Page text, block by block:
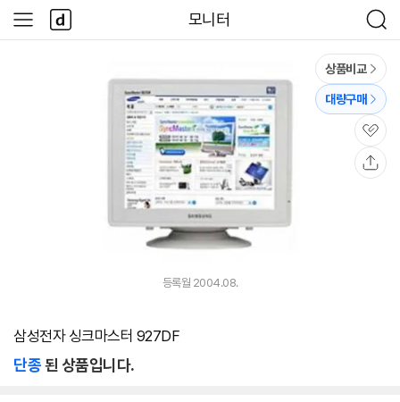
모니터
검
색
사
이
다
나
와
상품비교
대량구매
관
심
등록월 2004.08.
삼성전자 싱크마스터 927DF
단종된 상품입니다.